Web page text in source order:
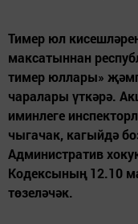
Тимер юл
максатыннан
тимер юллары»
чаралары үткәрә.
иминлеге
чыгачак, кагыйдә
Административ
Кодексының 12.10
төзеләчәк.